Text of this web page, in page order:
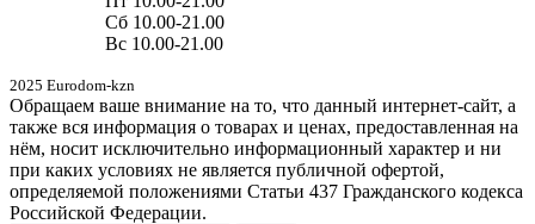
Сб 10.00-21.00
Вс 10.00-21.00
2025 Eurodom-kzn
Обращаем ваше внимание на то, что данный интернет-сайт, а
также вся информация о товарах и ценах, предоставленная на
нём, носит исключительно информационный характер и ни
при каких условиях не является публичной офертой,
определяемой положениями Статьи 437 Гражданского кодекса
Российской Федерации.